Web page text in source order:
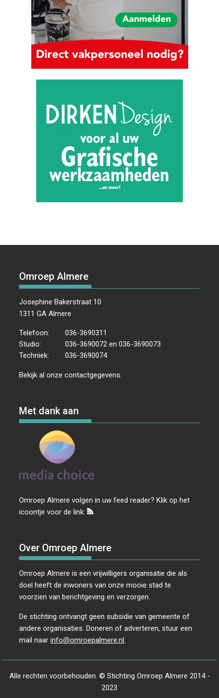
Omroep Almere
Josephine Bakerstraat 10
1311 GA Almere
Telefoon:
036-3690311
Studio:
036-3690072 en 036-3690073
Techniek:
036-3690074
Bekijk al onzecontactgegevens
Met dank aan
Omroep Almere volgen in uw feed reader? Klik op het
icoontje voor de link:
Over Omroep Almere
Omroep Almere is een vrijwilligers organisatie die als
doel heeft de inwoners van onze mooie stad te
voorzien van berichtgeving en verzorgen.
De stichting ontvangt geen subsidie van gemeente of
andere organisaties. Doneren of adverteren, stuur een
mail naarinfo@omroepalmere.nl.
Alle rechten voorbehouden. © Stichting Omroep Almere 2014 -
2023